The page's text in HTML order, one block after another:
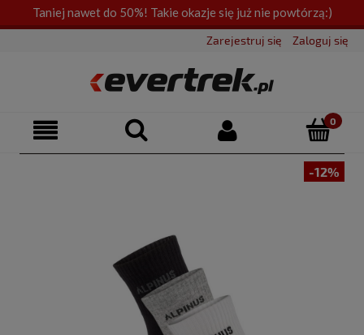
Taniej nawet do 50%! Takie okazje się już nie powtórzą:)
Zarejestruj się Zaloguj się
-12%